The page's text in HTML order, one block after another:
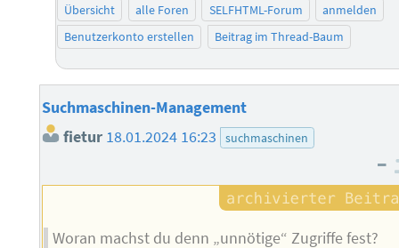
Übersicht alle Foren SELFHTML-Forum
anmelden
Benutzerkonto erstellen
Beitrag im Thread-Baum
Suchmaschinen-Management
fietur 18.01.2024 16:23 suchmaschinen
–
Woran machst du denn „unnötige“ Zugriffe fest?